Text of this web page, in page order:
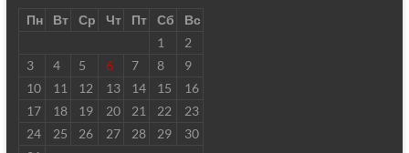
Пн
Вт Ср Чт Пт Сб
Вс
1
2
3
4 5 6 7 8
9
10
11 12 13 14 15
16
17
18 19 20 21 22
23
24
25 26 27 28 29
30